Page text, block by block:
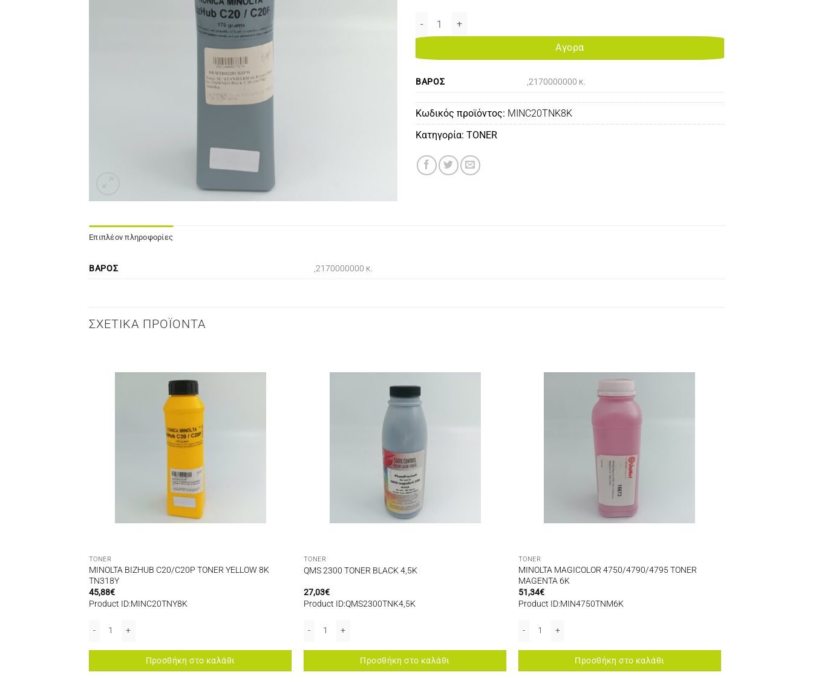
MINOLTA BIZHUB C20/C20P TONER BLACK 8K TN318K ποσότητα
Αγορα
ΒΆΡΟΣ ,2170000000 κ.
Κωδικός προϊόντος: MINC20TNK8K
Κατηγορία: TONER
Επιπλέον πληροφορίες
ΒΆΡΟΣ ,2170000000 κ.
ΣΧΕΤΙΚΆ ΠΡΟΪΌΝΤΑ
TONER
MINOLTA BIZHUB C20/C20P TONER YELLOW 8K
TN318Y
45,88€
Product ID:MINC20TNY8K
Προσθήκη στο καλάθι
TONER
QMS 2300 TONER BLACK 4,5K
27,03€
Product ID:QMS2300TNK4,5K
Προσθήκη στο καλάθι
TONER
MINOLTA MAGICOLOR 4750/4790/4795 TONER
MAGENTA 6K
51,34€
Product ID:MIN4750TNM6K
Προσθήκη στο καλάθι